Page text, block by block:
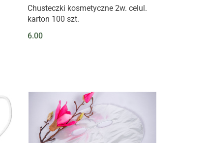
Chusteczki kosmetyczne 2w. celul.
karton 100 szt.
6.00